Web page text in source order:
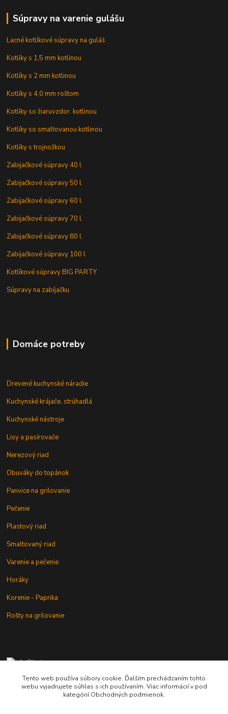
Súpravy na varenie gulášu
Lacné kotlíkové súpravy na guláš
Kotlíky s 1,5 mm kotlinou
Kotlíky s 2 mm kotlinou
Kotlíky s 4,0 mm roštom
Kotlíky so žiaruvzdor. kotlinou
Kotlíky so smaltovanou kotlinou
Kotlíky s trojnožkou
Zabijačkové súpravy 40 l
Zabijačkové súpravy 50 l
Zabijačkové súpravy 60 l
Zabijačkové súpravy 70 l
Zabijačkové súpravy 80 l
Zabijačkové súpravy 100 l
Kotlíkové súpravy BIG PARTY
Súpravy na zabíjačku
Domáce potreby
Drevené kuchynské náradie
Kuchynské krájače, strúhadlá
Kuchynské nástroje
Lisy a pasírovače
Nerezový riad
Obuváky do topánok
Panvice na grilovanie
Pečenie
Plastový riad
Smaltovaný riad
Varenie a pečenie
Horáky
Korenie - Paprika
Rošty na grilovanie
+421 902 212 007
od 8:00 - do 16:00 hod
Tento web používa súbory cookie. Ďalším prechádzaním tohto
webu vyjadrujete súhlas s ich používaním. Viac informácií v pod
kategórií Obchodných podmienok.